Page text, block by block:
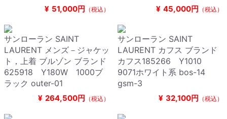
¥ 51,000円 （税込） ¥ 45,000円 （税込）
サンローラン SAINT
LAURENT メンズ－ジャケッ
ト，上着 ブルゾン ブランド
625918 Y180W 1000ブ
ラック outer-01
¥ 264,500円 （税込）
サンローラン SAINT
LAURENT カフス ブランド
カフス185266 Y1010
9071ホワイト系 bos-14
gsm-3
¥ 32,100円 （税込）